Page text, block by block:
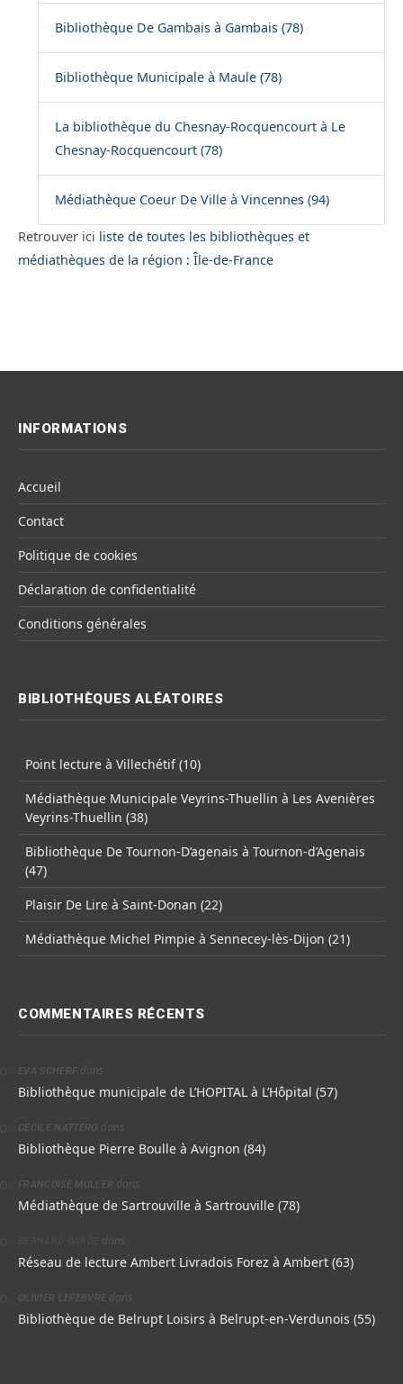
Bibliothèque De Gambais à Gambais (78)
Bibliothèque Municipale à Maule (78)
La bibliothèque du Chesnay-Rocquencourt à Le
Chesnay-Rocquencourt (78)
Médiathèque Coeur De Ville à Vincennes (94)
Retrouver ici liste de toutes les bibliothèques et
médiathèques de la région : Île-de-France
INFORMATIONS
Accueil
Contact
Politique de cookies
Déclaration de confidentialité
Conditions générales
BIBLIOTHÈQUES ALÉATOIRES
Point lecture à Villechétif (10)
Médiathèque Municipale Veyrins-Thuellin à Les Avenières
Veyrins-Thuellin (38)
Bibliothèque De Tournon-D’agenais à Tournon-d’Agenais
(47)
Plaisir De Lire à Saint-Donan (22)
Médiathèque Michel Pimpie à Sennecey-lès-Dijon (21)
COMMENTAIRES RÉCENTS
EVA SCHERF dans
Bibliothèque municipale de L’HOPITAL à L’Hôpital (57)
CÉCILE NATTERO dans
Bibliothèque Pierre Boulle à Avignon (84)
FRANCOISE MULLER dans
Médiathèque de Sartrouville à Sartrouville (78)
dans
Réseau de lecture Ambert Livradois Forez à Ambert (63)
OLIVIER LEFEBVRE dans
Bibliothèque de Belrupt Loisirs à Belrupt-en-Verdunois (55)